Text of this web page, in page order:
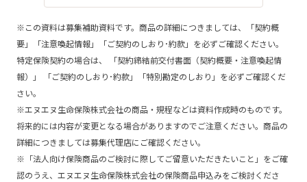
※この資料は募集補助資料です。商品の詳細につきましては、「契約概
要」「注意喚起情報」「ご契約のしおり･約款」を必ずご確認ください。
特定保険契約の場合は、 「契約締結前交付書面（契約概要・注意喚起情
報）」 「ご契約のしおり･約款」「特別勘定のしおり」を必ずご確認くだ
さい。
※エヌエヌ生命保険株式会社の商品・規程などは資料作成時のものです。
将来的には内容が変更となる場合がありますのでご注意ください。商品の
詳細につきましては募集代理店にご確認ください。
※「法人向け保険商品のご検討に際してご留意いただきたいこと」をご確
認のうえ、エヌエヌ生命保険株式会社の保険商品申込みをご検討くださ